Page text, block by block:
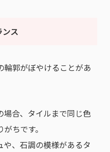
ス
郭がぼやけることがあ
場合、タイルまで同じ色
ちです。
、石調の模様があるタ